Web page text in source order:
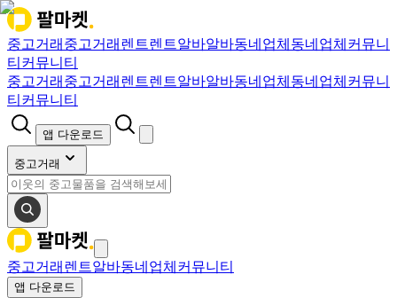
중고거래 중고거래 렌트렌트알바알바동네업체 동네업체 커뮤니
티 커뮤니티
중고거래 중고거래 렌트렌트알바알바동네업체 동네업체 커뮤니
티 커뮤니티
앱 다운로드
중고거래
중고거래 렌트알바동네업체 커뮤니티
앱 다운로드